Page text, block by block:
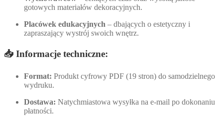
gotowych materiałów dekoracyjnych.
Placówek edukacyjnych – dbających o estetyczny i
zapraszający wystrój swoich wnętrz.
📥 Informacje techniczne:
Format: Produkt cyfrowy PDF (19 stron) do samodzielnego
wydruku.
Dostawa: Natychmiastowa wysyłka na e-mail po dokonaniu
płatności.